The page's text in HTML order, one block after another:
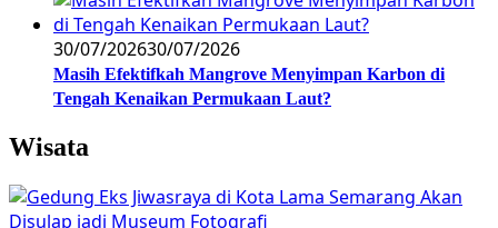
30/07/202630/07/2026
Masih Efektifkah Mangrove Menyimpan Karbon di
Tengah Kenaikan Permukaan Laut?
Wisata